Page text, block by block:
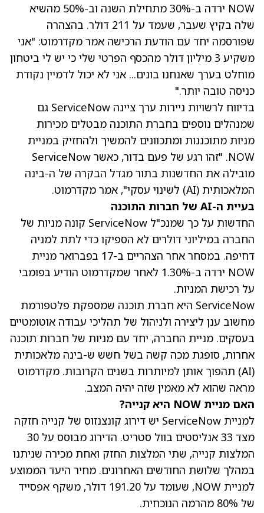
NOW ירדה ב-30% מתחילת השנה וב-50% מהשיא
שלה בקיץ שעבר, שעמד על 211 דולר. בהצהרה
שפורסמה יחד עם הודעת הרכישה אמר מקדרמוט: "אני
משקיע 3 מיליון דולר מהכסף הפרטי שלי כי יש לי ביטחון
מוחלט בערך שאנחנו בונים... אני לא יכול לדמיין נקודת
כניסה טובה יותר."
בדיווח לרשויות ניירות ערך ציינה ServiceNow גם
שמנהלים נוספים בחברת התוכנה מבטלים מכירות
מניות מתוכננות ומתכוונים להמשיך ולהחזיק במניית
NOW. "זהו רגע של פעם בדור, כאשר ServiceNow
מובילה את החדשנות בתור מגדל הבקרה של ה-בינה
המלאכותית (AI) לשינוי עסקי", אמר מקדרמוט.
בעיית ה-AI של חברות התוכנה
החדשות על כך שמנכ"ל ServiceNow קונה מניות של
החברה במיליוני דולרים לא הספיקו כדי לתת למניה
דחיפה. במסחר אחר הצהריים ב-17 בפברואר מניית
NOW ירדה ב-1.30% לאחר שמקדרמוט הודיע בפומבי
על רכישת המניות.
ServiceNow היא חברת תוכנה שמספקת פלטפורמת
מחשוב ענן ליצירה ולניהול של תהליכי עבודה אוטומטיים
בעסקים. מניית החברה, יחד עם מניות של חברות תוכנה
אחרות, סופגת מכה קשה בשל חשש ש-בינה מלאכותית
(AI) תהפוך אותן למיותרות בשנים הקרובות. מקדרמוט
מראה שהוא לא מאמין שזה יהיה המצב.
האם מניית NOW היא קנייה?
למניית ServiceNow יש דירוג קונצנזוס של קנייה חזקה
מצד 33 אנליסטים בוול סטריט. הדירוג מבוסס על 30
המלצות קנייה, שתי המלצות החזק ואחת מכירה שניתנו
במהלך שלושת החודשים האחרונים. מחיר היעד הממוצע
למניית NOW
, שעומד על 191.20 דולר, משקף אפסייד
של 80% מהרמה הנוכחית.